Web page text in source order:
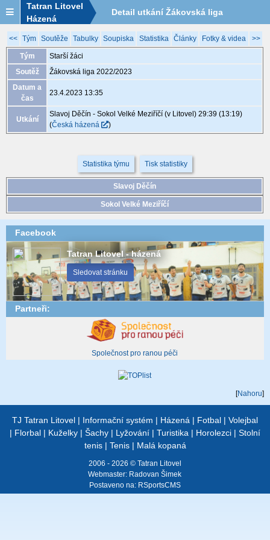
Tatran Litovel
Házená
Detail utkání Žákovská liga
2022/2023, XGB206, 23.4. 13:35
<< Tým Soutěže Tabulky Soupiska Statistika Články Fotky & videa >>
Tým
Starší žáci
Soutěž
Žákovská liga 2022/2023
Datum a
čas
23.4.2023 13:35
Utkání
Slavoj Děčín - Sokol Velké Meziříčí (v Litovel) 29:39 (13:19)
(Česká házená )
Statistika týmu Tisk statistiky
Slavoj Děčín
Sokol Velké Meziříčí
Facebook
Tatran Litovel - házená
Sledovat stránku
Partneři:
Společnost pro ranou péči
[Nahoru]
TJ Tatran Litovel | Informační systém | Házená | Fotbal | Volejbal
| Florbal | Kuželky | Šachy | Lyžování | Turistika | Horolezci | Stolní
tenis| Tenis| Malá kopaná
2006 - 2026 © Tatran Litovel
Webmaster: Radovan Šimek
Postaveno na: RSportsCMS